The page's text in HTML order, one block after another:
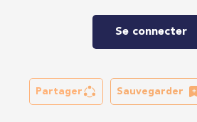
Se connecter
Partager Sauvegarder